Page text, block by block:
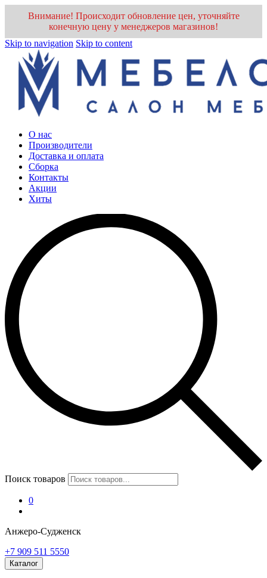
Внимание! Происходит обновление цен, уточняйте
конечную цену у менеджеров магазинов!
Skip to navigation Skip to content
О нас
Производители
Доставка и оплата
Cборка
Контакты
Акции
Хиты
Поиск товаров
0
Анжеро-Судженск
+7 909 511 5550
Каталог